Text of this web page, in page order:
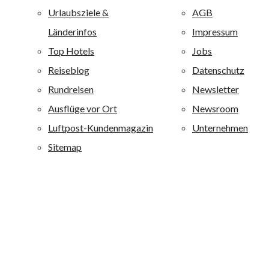
Die unternehmenseigene Hotelkette allsun Hotels mit 30
Ferienanlagen ist einer der großen Anbieter auf den
Kanaren und Mallorca und ist darüber hinaus auf der
griechischen Insel Kreta vertreten. Alle allsun Anlagen
sind mit 4 oder 4,5 Sternen bewertet. Alle allsun Hotels
sind qualitativ hochwertig ausgestattet und zeichnen sich
durch eine besondere Wohlfühlatmosphäre aus. alltours
richtet sich mit diesen Ferienanlagen an ein breites